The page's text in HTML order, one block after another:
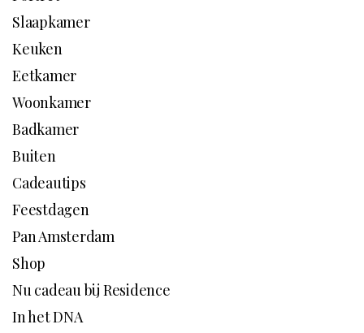
Slaapkamer
Keuken
Eetkamer
Woonkamer
Badkamer
Buiten
Cadeautips
Feestdagen
Pan Amsterdam
Shop
Nu cadeau bij Residence
In het DNA